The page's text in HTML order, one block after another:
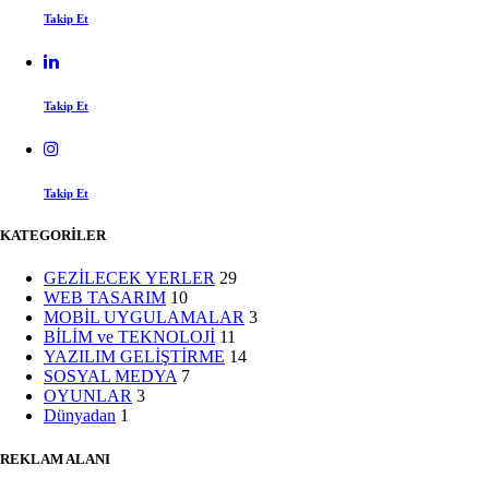
Takip Et
Takip Et
Takip Et
KATEGORİLER
GEZİLECEK YERLER 29
WEB TASARIM 10
MOBİL UYGULAMALAR 3
BİLİM ve TEKNOLOJİ 11
YAZILIM GELİŞTİRME 14
SOSYAL MEDYA 7
OYUNLAR 3
Dünyadan 1
REKLAM ALANI